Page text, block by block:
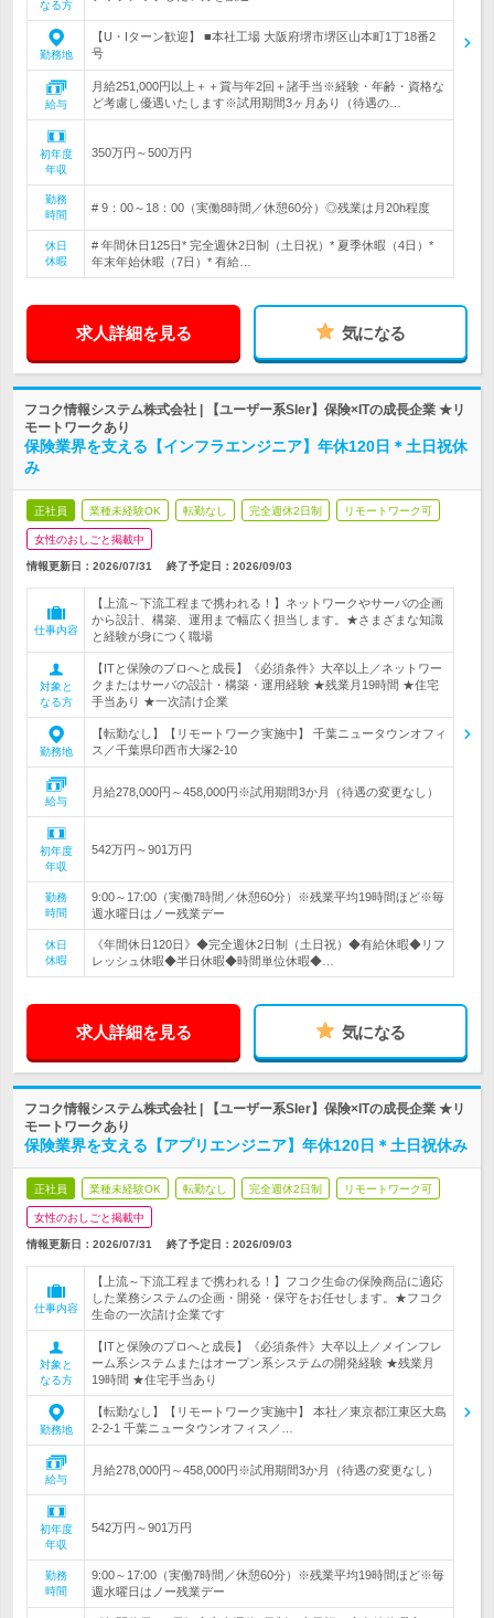
なる方
勤務地
【U・Iターン歓迎】 ■本社工場 大阪府堺市堺区山本町1丁18番2
号
給与
月給251,000円以上＋＋賞与年2回＋諸手当※経験・年齢・資格な
ど考慮し優遇いたします※試用期間3ヶ月あり（待遇の…
初年度
年収
350万円～500万円
勤務
時間
# 9：00～18：00（実働8時間／休憩60分）◎残業は月20h程度
休日
休暇
# 年間休日125日* 完全週休2日制（土日祝）* 夏季休暇（4日）*
年末年始休暇（7日）* 有給…
求人詳細を見る 気になる
フコク情報システム株式会社 | 【ユーザー系SIer】保険×ITの成長企業 ★リ
モートワークあり
保険業界を支える【インフラエンジニア】年休120日＊土日祝休
み
正社員 業種未経験OK 転勤なし 完全週休2日制 リモートワーク可
女性のおしごと掲載中
情報更新日：2026/07/31 終了予定日： 2026/09/03
仕事内容
【上流～下流工程まで携われる！】ネットワークやサーバの企画
から設計、構築、運用まで幅広く担当します。★さまざまな知識
と経験が身につく職場
対象と
なる方
【ITと保険のプロへと成長】《必須条件》大卒以上／ネットワー
クまたはサーバの設計・構築・運用経験 ★残業月19時間 ★住宅
手当あり ★一次請け企業
勤務地
【転勤なし】【リモートワーク実施中】 千葉ニュータウンオフィ
ス／千葉県印西市大塚2-10
給与
月給278,000円～458,000円※試用期間3か月（待遇の変更なし）
初年度
年収
542万円～901万円
勤務
時間
9:00～17:00（実働7時間／休憩60分）※残業平均19時間ほど※毎
週水曜日はノー残業デー
休日
休暇
《年間休日120日》◆完全週休2日制（土日祝）◆有給休暇◆リフ
レッシュ休暇◆半日休暇◆時間単位休暇◆…
求人詳細を見る 気になる
フコク情報システム株式会社 | 【ユーザー系SIer】保険×ITの成長企業 ★リ
モートワークあり
保険業界を支える【アプリエンジニア】年休120日＊土日祝休み
正社員 業種未経験OK 転勤なし 完全週休2日制 リモートワーク可
女性のおしごと掲載中
情報更新日：2026/07/31 終了予定日： 2026/09/03
仕事内容
【上流～下流工程まで携われる！】フコク生命の保険商品に適応
した業務システムの企画・開発・保守をお任せします。★フコク
生命の一次請け企業です
対象と
なる方
【ITと保険のプロへと成長】《必須条件》大卒以上／メインフレ
ーム系システムまたはオープン系システムの開発経験 ★残業月
19時間 ★住宅手当あり
勤務地
【転勤なし】【リモートワーク実施中】 本社／東京都江東区大島
2-2-1 千葉ニュータウンオフィス／…
給与
月給278,000円～458,000円※試用期間3か月（待遇の変更なし）
初年度
年収
542万円～901万円
勤務
時間
9:00～17:00（実働7時間／休憩60分）※残業平均19時間ほど※毎
週水曜日はノー残業デー